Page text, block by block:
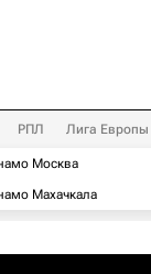
РПЛ Лига Европы
Москва
Махачкала